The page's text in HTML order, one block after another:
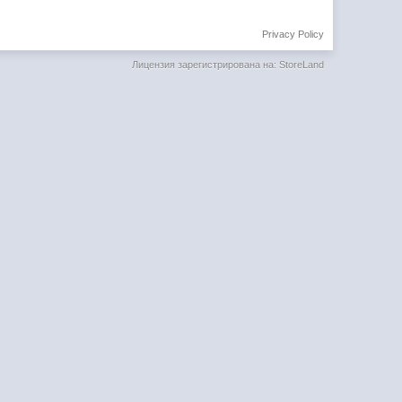
Privacy Policy
Лицензия зарегистрирована на: StoreLand